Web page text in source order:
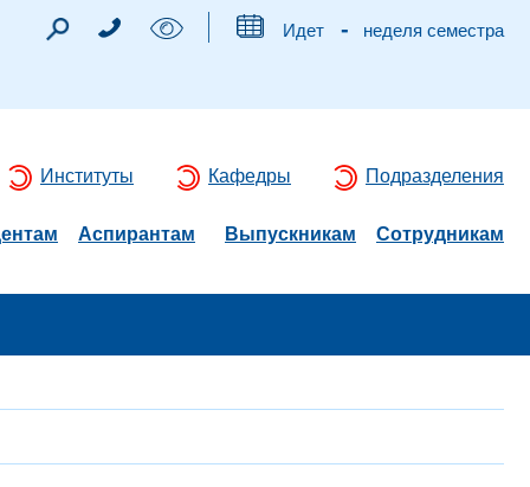
Идет - неделя семестра
Институты Кафедры Подразделения
Аспирантам Выпускникам Сотрудникам